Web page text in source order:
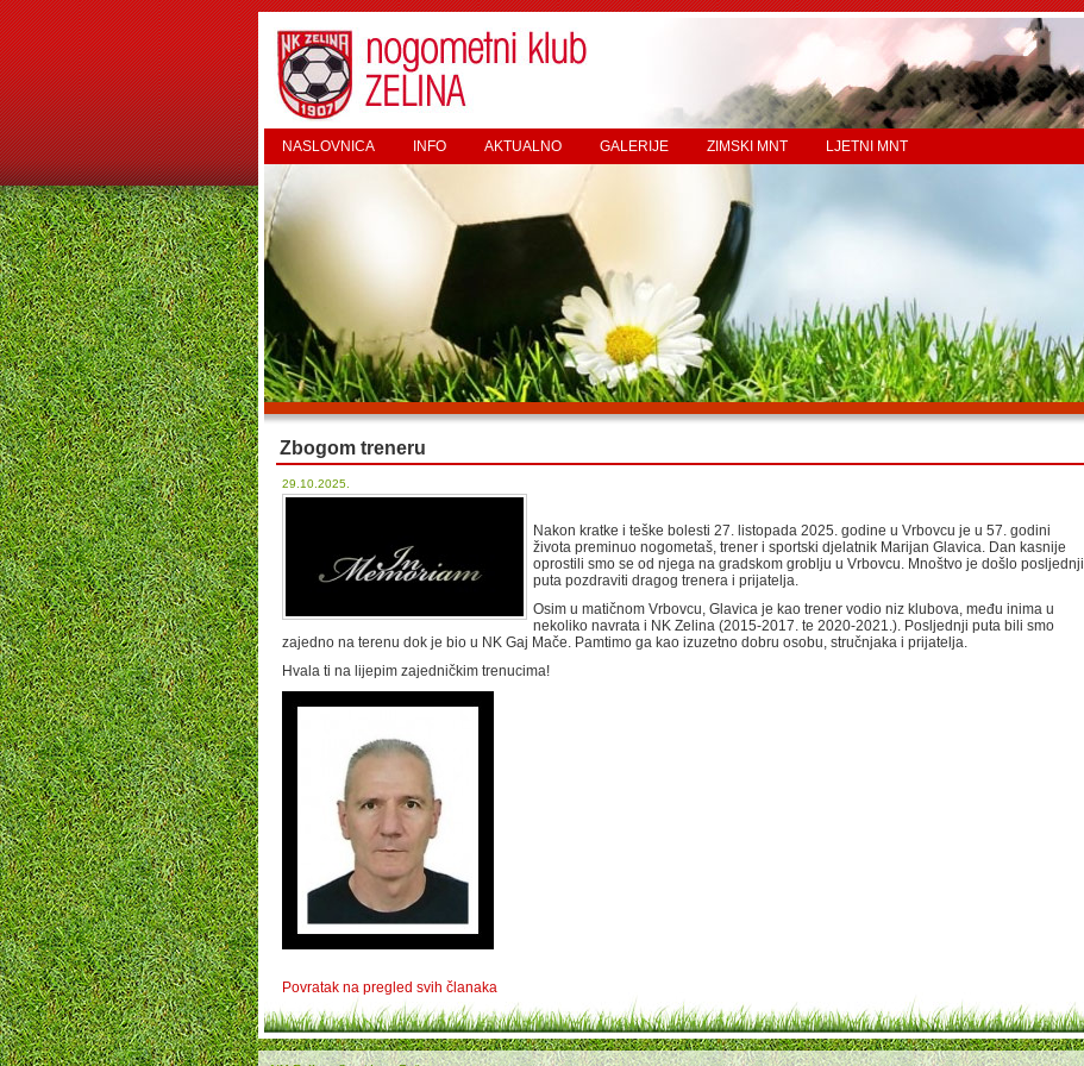
NASLOVNICA INFO AKTUALNO GALERIJE ZIMSKI MNT LJETNI MNT
Zbogom treneru
29.10.2025.
Nakon kratke i teške bolesti 27. listopada 2025. godine u Vrbovcu je u 57. godini
života preminuo nogometaš, trener i sportski djelatnik Marijan Glavica. Dan kasnije
oprostili smo se od njega na gradskom groblju u Vrbovcu. Mnoštvo je došlo posljednji
puta pozdraviti dragog trenera i prijatelja.
Osim u matičnom Vrbovcu, Glavica je kao trener vodio niz klubova, među inima u
nekoliko navrata i NK Zelina (2015-2017. te 2020-2021.). Posljednji puta bili smo
zajedno na terenu dok je bio u NK Gaj Mače. Pamtimo ga kao izuzetno dobru osobu, stručnjaka i prijatelja.
Hvala ti na lijepim zajedničkim trenucima!
Povratak na pregled svih članaka